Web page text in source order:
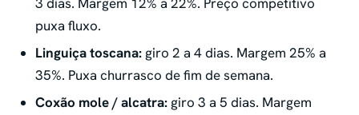
puxa fluxo.
Linguiça toscana: giro 2 a 4 dias. Margem 25% a
35%. Puxa churrasco de fim de semana.
Coxão mole / alcatra: giro 3 a 5 dias. Margem